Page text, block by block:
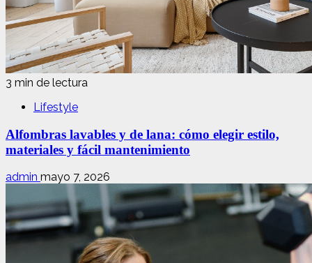
3 min de lectura
Lifestyle
Alfombras lavables y de lana: cómo elegir estilo,
materiales y fácil mantenimiento
admin mayo 7, 2026